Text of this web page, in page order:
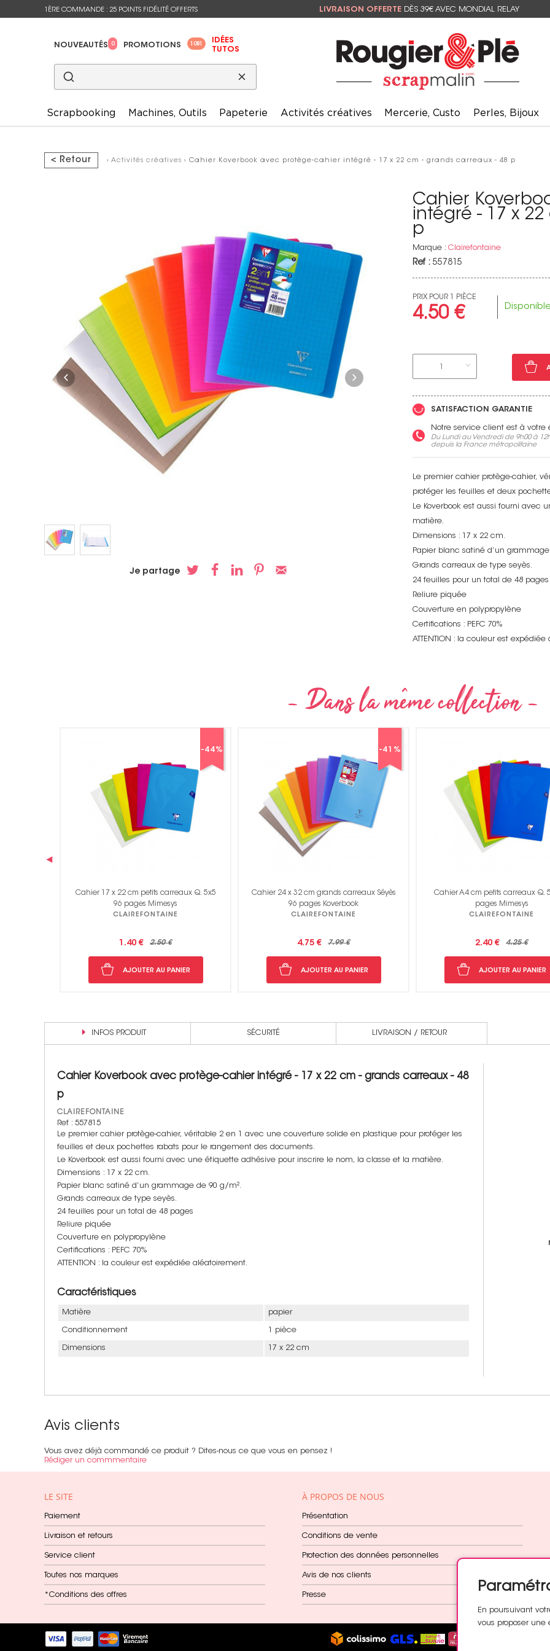
1ÈRE COMMANDE : 25 POINTS FIDÉLITÉ OFFERTS LIVRAISON OFFERTE DÈS 39€ AVEC MONDIAL RELAY
NOUVEAUTÉS 0 PROMOTIONS 1081
IDÉES
TUTOS
Scrapbooking Machines, Outils Papeterie Activités créatives Mercerie, Custo Perles, Bijoux
< Retour › Activités créatives › Cahier Koverbook avec protège-cahier intégré - 17 x 22 cm - grands carreaux - 48 p
Je partage
Cahier
intégré - 17 x
p
Marque : Clairefontaine
Ref : 557815
PRIX POUR 1 PIÈCE
4.50 €
1
SATISFACTION GARANTIE
Notre service client est à votre
Du Lundi au Vendredi de 9h00 à
depuis la France métropolitaine
Le premier cahier protège-cahier,
protéger les feuilles et deux
Le Koverbook est aussi fourni avec
matière.
Dimensions : 17 x 22 cm.
Papier blanc satiné d’un
Grands carreaux de type seyès.
24 feuilles pour un total de 48 pages
Reliure piquée
Couverture en polypropylène
Certifications : PEFC 70%
ATTENTION : la couleur est
-41%
Cahier 24 x 32 cm grands carreaux Séyès
96 pages Koverbook
CLAIREFONTAINE
7.99 €
4.75 €
AJOUTER AU PANIER
-44 %
Cahier A4 cm petits carreaux Q. 5x5 96
pages Mimesys
CLAIREFONTAINE
4.25 €
2.40 €
AJOUTER AU PANIER
Cahier A4 petits carreaux Q. 5x5
Koverbook
CLAIREFONTAINE
7.79 €
3.80 €
AJOUTER AU PANIER
‹
INFOS PRODUIT SÉCURITÉ LIVRAISON / RETOUR
Cahier Koverbook avec protège-cahier intégré - 17 x 22 cm - grands carreaux - 48
p
CLAIREFONTAINE
Ref : 557815
Le premier cahier protège-cahier, véritable 2 en 1 avec une couverture solide en plastique pour protéger les
feuilles et deux pochettes rabats pour le rangement des documents.
Le Koverbook est aussi fourni avec une étiquette adhésive pour inscrire le nom, la classe et la matière.
Dimensions : 17 x 22 cm.
Papier blanc satiné d’un grammage de 90 g/m².
Grands carreaux de type seyès.
24 feuilles pour un total de 48 pages
Reliure piquée
Couverture en polypropylène
Certifications : PEFC 70%
ATTENTION : la couleur est expédiée aléatoirement.
Caractéristiques
Matière papier
Conditionnement 1 pièce
Dimensions 17 x 22 cm
Avis clients
Vous avez déjà commandé ce produit ? Dites-nous ce que vous en pensez !
Rédiger un commmentaire
LE SITE
Paiement
Livraison et retours
Service client
Toutes nos marques
*Conditions des offres
À PROPOS DE NOUS
Présentation
Conditions de vente
Protection des données personnelles
Avis de nos clients
Presse
En poursuivant
vous proposer une